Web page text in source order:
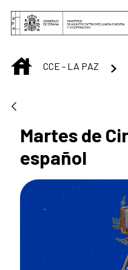
Saltar al contenido
INICIOCCE - LA PAZ
Martes de
español